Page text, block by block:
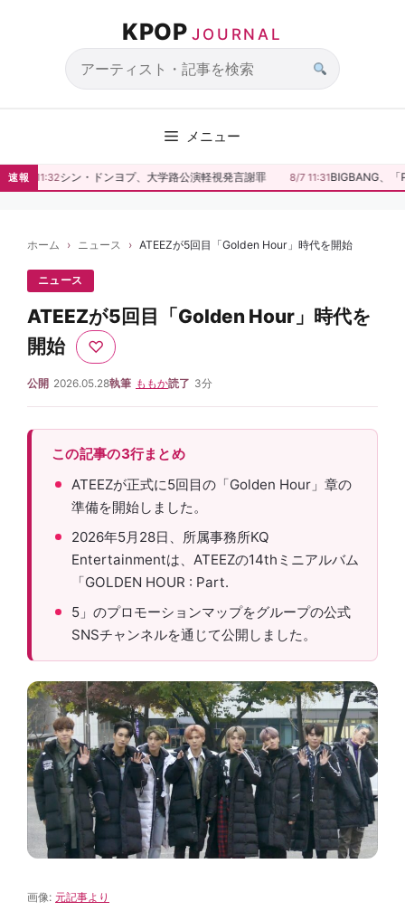
キ
ッ
KPOP JOURNAL
サ
索
メニュー
速報
8/7 11:32シン・ドンヨプ、大学路公演軽視発言謝罪 8/7 11:31BIGBANG、「
ホーム ニュース ATEEZが5回目「Golden Hour」時代を開始
ニュース
ATEEZが5回目「Golden Hour」時代を
開始
♡
公開 2026.05.28執筆 ももか読了 3分
この記事の3行まとめ
ATEEZが正式に5回目の「Golden Hour」章の
準備を開始しました。
2026年5月28日、所属事務所KQ
Entertainmentは、ATEEZの14thミニアルバム
「GOLDEN HOUR : Part.
5」のプロモーションマップをグループの公式
SNSチャンネルを通じて公開しました。
画像: 元記事より